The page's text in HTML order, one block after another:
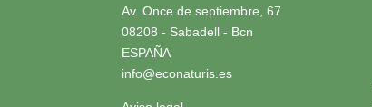
Av. Once de septiembre, 67
08208 - Sabadell - Bcn
ESPAÑA
info@econaturis.es